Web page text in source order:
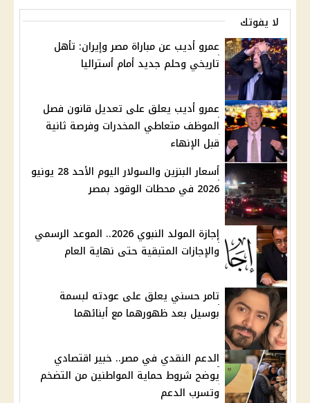
لا يفوتك
عمرو أديب عن مباراة مصر وإيران: تأهل
تاريخي وحلم جديد أمام أستراليا
عمرو أديب يعلق على تعديل قانون فصل
الموظف متعاطي المخدرات وفرصة ثانية
قبل الإنهاء
أسعار البنزين والسولار اليوم الأحد 28 يونيو
2026 في محطات الوقود بمصر
إجازة المولد النبوي 2026.. الموعد الرسمي
والإجازات المتبقية حتى نهاية العام
تامر حسني يعلق على عودته لبسمة
بوسيل بعد ظهورهما مع أبنائهما
الدعم النقدي في مصر.. خبير اقتصادي
يوضح شروط حماية المواطنين من التضخم
وتسرب الدعم